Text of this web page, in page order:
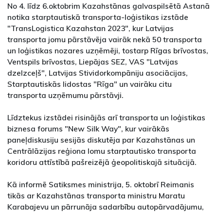
No 4. līdz 6.oktobrim Kazahstānas galvaspilsētā Astanā
notika starptautiskā transporta-loģistikas izstāde
"TransLogistica Kazahstan 2023", kur Latvijas
transporta jomu pārstāvēja vairāk nekā 50 transporta
un loģistikas nozares uzņēmēji, tostarp Rīgas brīvostas,
Ventspils brīvostas, Liepājas SEZ, VAS "Latvijas
dzelzceļš", Latvijas Stividorkompāniju asociācijas,
Starptautiskās lidostas "Rīga" un vairāku citu
transporta uzņēmumu pārstāvji.
Līdztekus izstādei risinājās arī transporta un loģistikas
biznesa forums "New Silk Way", kur vairākās
paneļdiskusiju sesijās diskutēja par Kazahstānas un
Centrālāzijas reģiona lomu starptautisko transporta
koridoru attīstībā pašreizējā ģeopolitiskajā situācijā.
Kā informē Satiksmes ministrija, 5. oktobrī Reimanis
tikās ar Kazahstānas transporta ministru Maratu
Karabajevu un pārrunāja sadarbību autopārvadājumu,